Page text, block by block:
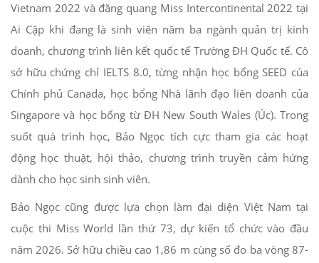
Vietnam 2022 và đăng quang Miss Intercontinental 2022 tại
Ai Cập khi đang là sinh viên năm ba ngành quản trị kinh
doanh, chương trình liên kết quốc tế Trường ĐH Quốc tế. Cô
sở hữu chứng chỉ IELTS 8.0, từng nhận học bổng SEED của
Chính phủ Canada, học bổng Nhà lãnh đạo liên doanh của
Singapore và học bổng từ ĐH New South Wales (Úc). Trong
suốt quá trình học, Bảo Ngọc tích cực tham gia các hoạt
động học thuật, hội thảo, chương trình truyền cảm hứng
dành cho học sinh sinh viên.
Bảo Ngọc cũng được lựa chọn làm đại diện Việt Nam tại
cuộc thi Miss World lần thứ 73, dự kiến tổ chức vào đầu
năm 2026. Sở hữu chiều cao 1,86 m cùng số đo ba vòng 87-